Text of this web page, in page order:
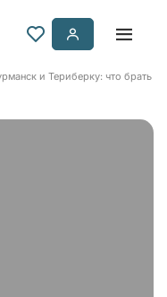
и Териберку: что брать